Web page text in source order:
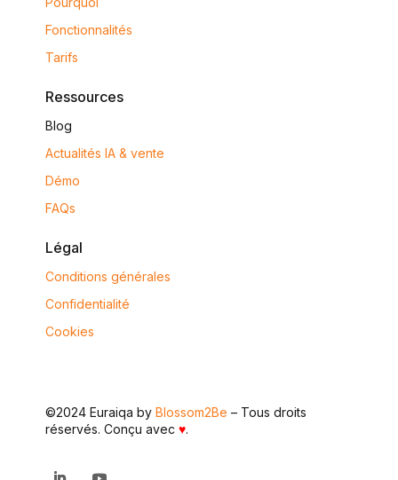
Fonctionnalités
Tarifs
Ressources
Blog
Actualités IA & vente
Démo
FAQs
Légal
Conditions générales
Confidentialité
Cookies
©2024 Euraiqa byBlossom2Be – Tous droits
réservés. Conçu avec ♥.